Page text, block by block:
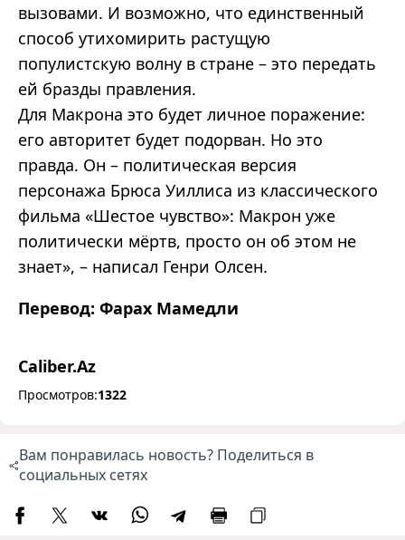
вызовами. И возможно, что единственный
способ утихомирить растущую
популистскую волну в стране – это передать
ей бразды правления.
Для Макрона это будет личное поражение:
его авторитет будет подорван. Но это
правда. Он – политическая версия
персонажа Брюса Уиллиса из классического
фильма «Шестое чувство»: Макрон уже
политически мёртв, просто он об этом не
знает», – написал Генри Олсен.
Перевод: Фарах Мамедли
Caliber.Az
Просмотров:1322
Вам понравилась новость? Поделиться в
социальных сетях